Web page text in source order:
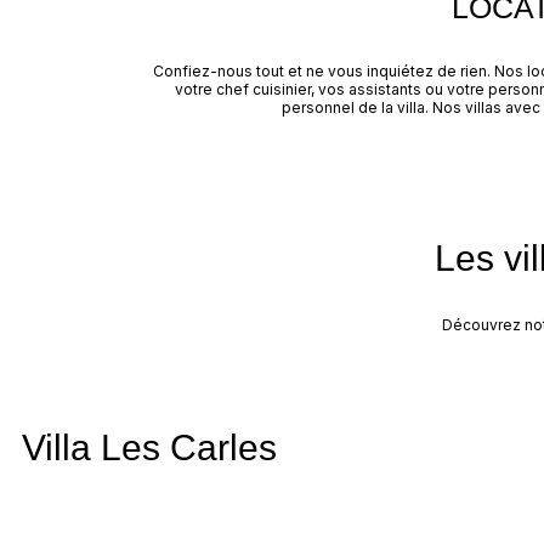
Confiez-nous tout et ne vous inquiétez de rien. Nos
votre chef cuisinier, vos assistants ou votre
personnel de la villa. Nos villas
Les
Découvrez
Villa Les Carles